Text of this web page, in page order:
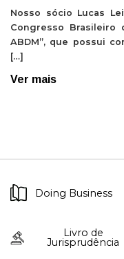
Nosso sócio Lucas
Congresso Brasileiro
ABDM”, que possui
[…]
Ver mais
Doing Business
Livro de
Jurisprudência